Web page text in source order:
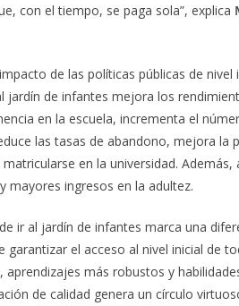
con el tiempo, se paga sola”, explica
de las políticas públicas de nivel
jardín de infantes mejora los
en la escuela, incrementa el
las tasas de abandono, mejora la
en la universidad.
mayores ingresos en la adultez.
ir al jardín de infantes marca una
el acceso al nivel inicial de
más robustos y
de calidad genera un círculo